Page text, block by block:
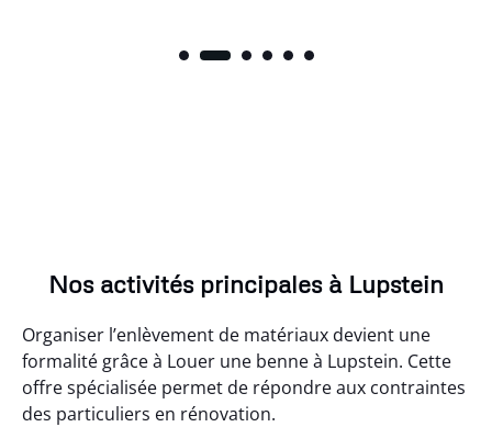
Nos activités principales à Lupstein
Organiser l’enlèvement de matériaux devient une
formalité grâce à Louer une benne à Lupstein. Cette
offre spécialisée permet de répondre aux contraintes
des particuliers en rénovation.